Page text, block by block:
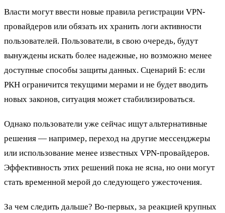
Власти могут ввести новые правила регистрации VPN-
провайдеров или обязать их хранить логи активности
пользователей. Пользователи, в свою очередь, будут
вынуждены искать более надежные, но возможно менее
доступные способы защиты данных. Сценарий Б: если
РКН ограничится текущими мерами и не будет вводить
новых законов, ситуация может стабилизироваться.
Однако пользователи уже сейчас ищут альтернативные
решения — например, переход на другие мессенджеры
или использование менее известных VPN-провайдеров.
Эффективность этих решений пока не ясна, но они могут
стать временной мерой до следующего ужесточения.
За чем следить дальше? Во-первых, за реакцией крупных